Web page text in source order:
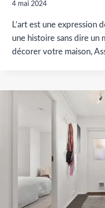
4 mai 2024
L’art est une expression
une histoire sans dire un
décorer votre maison,